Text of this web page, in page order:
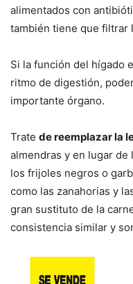
alimentados con
también tiene que filtrar
Si la función del hígado
ritmo de digestión,
importante órgano.
Trate de reemplazar la
almendras y en lugar de
los frijoles negros o
como las zanahorias y
gran sustituto de la
consistencia similar y